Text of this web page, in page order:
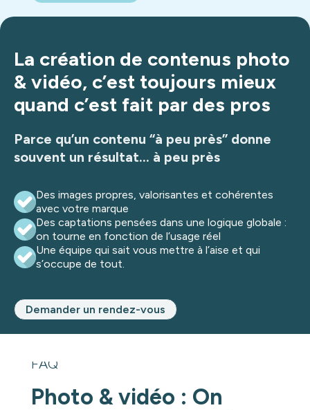
La création de contenus photo
& vidéo, c’est toujours mieux
quand c’est fait par des pros
Parce qu’un contenu “à peu près” donne
souvent un résultat… à peu près
Des images propres, valorisantes et cohérentes
avec votre marque
Des captations pensées dans une logique globale :
on tourne en fonction de l’usage réel
Une équipe qui sait vous mettre à l’aise et qui
s’occupe de tout.
Demander un rendez-vous
FAQ
Photo & vidéo : On